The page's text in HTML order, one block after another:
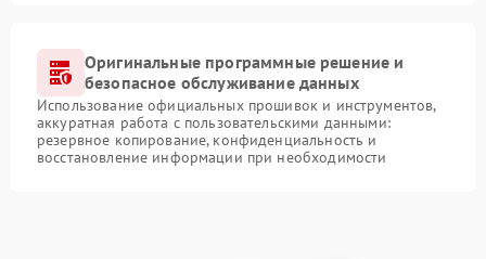
Оригинальные программные решение и
безопасное обслуживание данных
Использование официальных прошивок и инструментов,
аккуратная работа с пользовательскими данными:
резервное копирование, конфиденциальность и
восстановление информации при необходимости